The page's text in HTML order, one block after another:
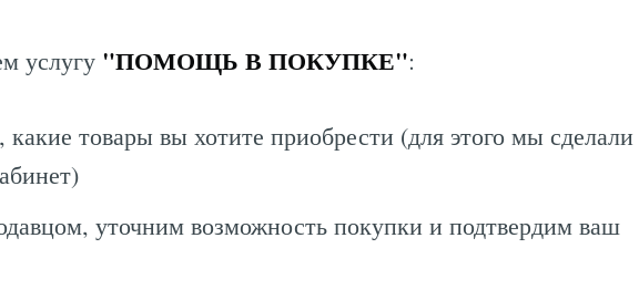
услугу "ПОМОЩЬ В ПОКУПКЕ":
товары вы хотите приобрести (для этого мы сделали
уточним возможность покупки и подтвердим ваш